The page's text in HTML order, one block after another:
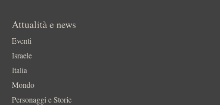
Attualità e news
Eventi
Israele
Italia
Mondo
Personaggi e Storie